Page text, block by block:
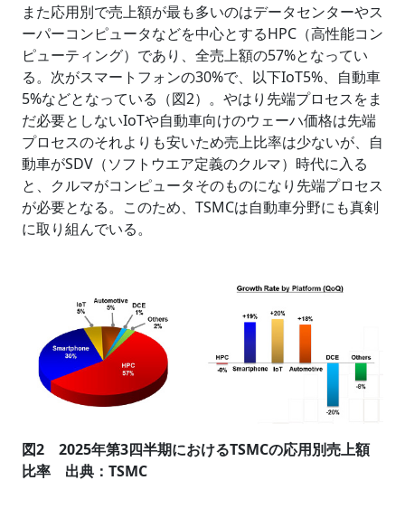
また応用別で売上額が最も多いのはデータセンターやス
ーパーコンピュータなどを中心とするHPC（高性能コン
ピューティング）であり、全売上額の57%となってい
る。次がスマートフォンの30%で、以下IoT5%、自動車
5%などとなっている（図2）。やはり先端プロセスをま
だ必要としないIoTや自動車向けのウェーハ価格は先端
プロセスのそれよりも安いため売上比率は少ないが、自
動車がSDV（ソフトウエア定義のクルマ）時代に入る
と、クルマがコンピュータそのものになり先端プロセス
が必要となる。このため、TSMCは自動車分野にも真剣
に取り組んでいる。
図2 2025年第3四半期におけるTSMCの応用別売上額
比率 出典：TSMC